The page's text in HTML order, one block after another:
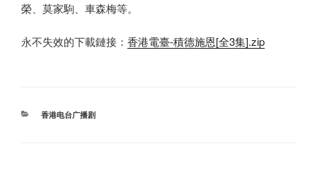
榮、莫家駒、車森梅等。
永不失效的下載鏈接： 香港電臺-積德施恩[全3集].zip
分
香港电台广播剧